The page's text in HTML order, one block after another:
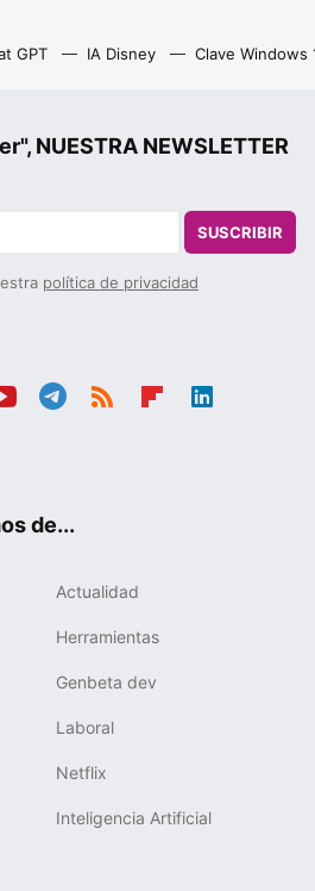
GPT IA Disney Clave Windows
NUESTRA NEWSLETTER
SUSCRIBIR
política de privacidad
de...
Actualidad
Herramientas
Genbeta dev
Laboral
Netflix
Inteligencia Artificial